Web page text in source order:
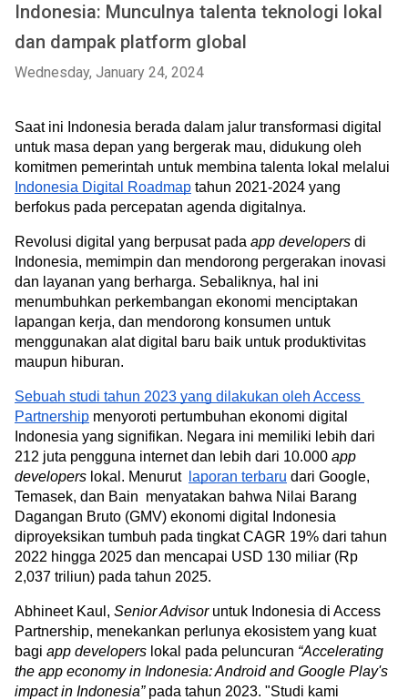
Indonesia: Munculnya talenta teknologi lokal
dan dampak platform global
Wednesday, January 24, 2024
Saat ini Indonesia berada dalam jalur transformasi digital
untuk masa depan yang bergerak mau, didukung oleh
Indonesia Digital Roadmap tahun 2021-2024 yang
berfokus pada percepatan agenda digitalnya.
Revolusi digital yang berpusat pada app developers di
Indonesia, memimpin dan mendorong pergerakan inovasi
dan layanan yang berharga. Sebaliknya, hal ini
menumbuhkan perkembangan ekonomi menciptakan
lapangan kerja, dan mendorong konsumen untuk
menggunakan alat digital baru baik untuk produktivitas
maupun hiburan.
Sebuah studi tahun 2023 yang dilakukan oleh Access
Partnership menyoroti pertumbuhan ekonomi digital
Indonesia yang signifikan. Negara ini memiliki lebih dari
212 juta pengguna internet dan lebih dari 10.000 app
developers lokal. Menurut laporan terbaru dari Google,
Temasek, dan Bain  menyatakan bahwa Nilai Barang
Dagangan Bruto (GMV) ekonomi digital Indonesia
diproyeksikan tumbuh pada tingkat CAGR 19% dari tahun
2022 hingga 2025 dan mencapai USD 130 miliar (Rp
2,037 triliun) pada tahun 2025.
Abhineet Kaul, Senior Advisor untuk Indonesia di Access
Partnership, menekankan perlunya ekosistem yang kuat
bagi app developers lokal pada peluncuran “Accelerating
the app economy in Indonesia: Android and Google Play's
impact in Indonesia” pada tahun 2023. "Studi kami